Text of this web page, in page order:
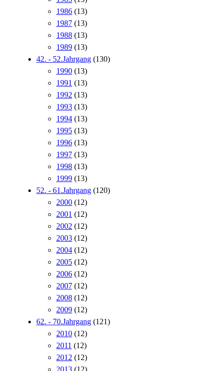
1986 (13)
1987 (13)
1988 (13)
1989 (13)
42. - 52.Jahrgang (130)
1990 (13)
1991 (13)
1992 (13)
1993 (13)
1994 (13)
1995 (13)
1996 (13)
1997 (13)
1998 (13)
1999 (13)
52. - 61.Jahrgang (120)
2000 (12)
2001 (12)
2002 (12)
2003 (12)
2004 (12)
2005 (12)
2006 (12)
2007 (12)
2008 (12)
2009 (12)
62. - 70.Jahrgang (121)
2010 (12)
2011 (12)
2012 (12)
2013 (12)